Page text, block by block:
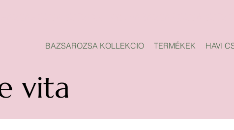
vita
BAZSAROZSA KOLLEKCIO TERMÉKEK HAVI